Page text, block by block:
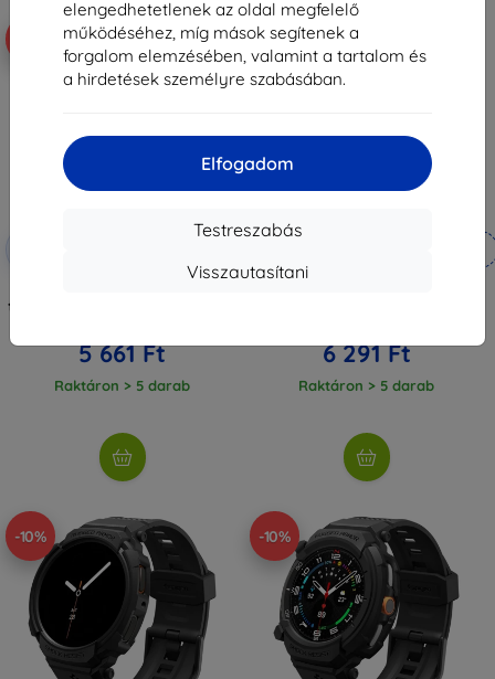
elengedhetetlenek az oldal megfelelő
működéséhez, míg mások segítenek a
forgalom elemzésében, valamint a tartalom és
a hirdetések személyre szabásában.
Elfogadom
Testreszabás
Visszautasítani
fekete - Galaxy Watch 8 (40mm)
5 661 Ft
Raktáron > 5 darab
-10%
6 291 Ft
Raktáron > 5 darab
-10% -10%